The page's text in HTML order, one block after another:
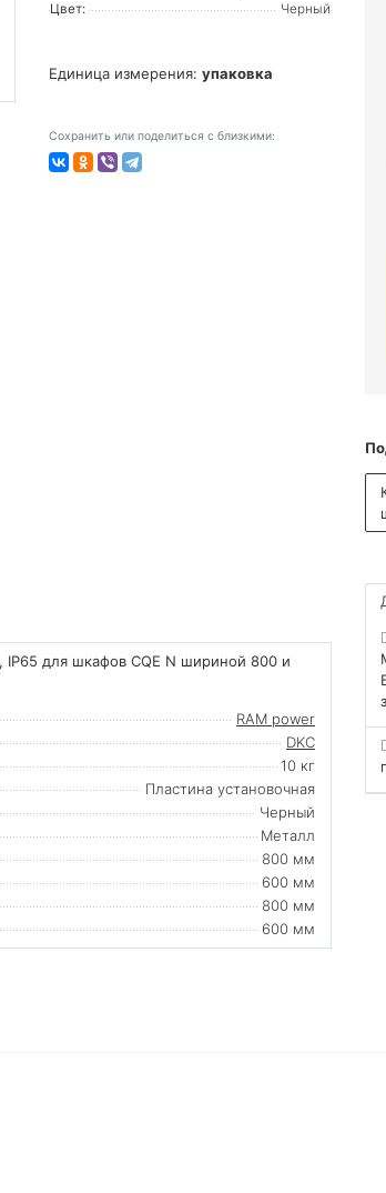
Цвет:
Черный
Единица измерения: упаковка
Сохранить или поделиться с близкими:
для шкафов CQE N шириной 800 и
RAM power
DKC
10 кг
Пластина установочная
Черный
Металл
800 мм
600 мм
800 мм
600 мм